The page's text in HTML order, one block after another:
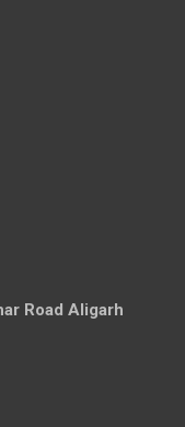
Road Aligarh